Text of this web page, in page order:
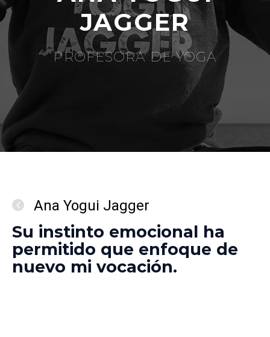
JAGGER
PROFESORA DE YOGA
Ana Yogui Jagger
Su instinto emocional ha
permitido que enfoque de
nuevo mi vocación.